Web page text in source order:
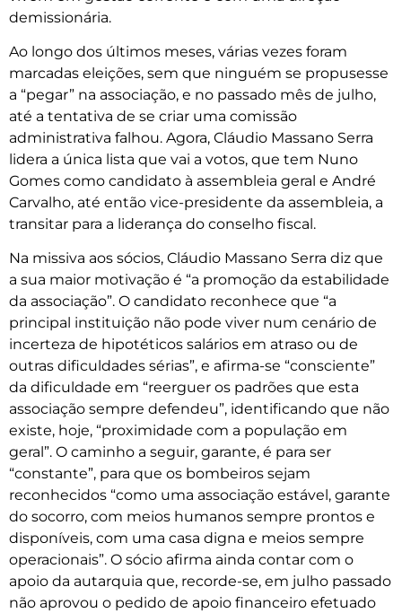
demissionária.
Ao longo dos últimos meses, várias vezes foram
marcadas eleições, sem que ninguém se propusesse
a “pegar” na associação, e no passado mês de julho,
até a tentativa de se criar uma comissão
administrativa falhou. Agora, Cláudio Massano Serra
lidera a única lista que vai a votos, que tem Nuno
Gomes como candidato à assembleia geral e André
Carvalho, até então vice-presidente da assembleia, a
transitar para a liderança do conselho fiscal.
Na missiva aos sócios, Cláudio Massano Serra diz que
a sua maior motivação é “a promoção da estabilidade
da associação”. O candidato reconhece que “a
principal instituição não pode viver num cenário de
incerteza de hipotéticos salários em atraso ou de
outras dificuldades sérias”, e afirma-se “consciente”
da dificuldade em “reerguer os padrões que esta
associação sempre defendeu”, identificando que não
existe, hoje, “proximidade com a população em
geral”. O caminho a seguir, garante, é para ser
“constante”, para que os bombeiros sejam
reconhecidos “como uma associação estável, garante
do socorro, com meios humanos sempre prontos e
disponíveis, com uma casa digna e meios sempre
operacionais”. O sócio afirma ainda contar com o
apoio da autarquia que, recorde-se, em julho passado
não aprovou o pedido de apoio financeiro efetuado